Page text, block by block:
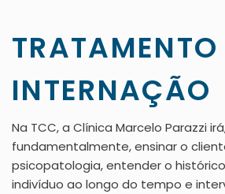
TRATAMENTO
INTERNAÇÃO
Na TCC, a Clínica Marcelo Parazzi
fundamentalmente, ensinar o
psicopatologia, entender o
indivíduo ao longo do tempo e